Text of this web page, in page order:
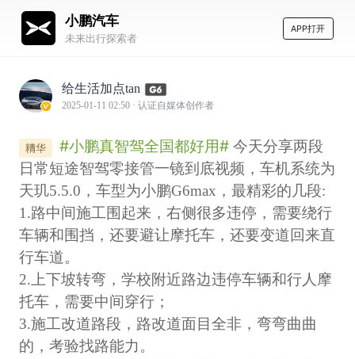
小鹏汽车
未来出行探索者
APP打开
给生活加点tan
2025-01-11 02:50 · 认证自媒体创作者
#小鹏真智驾全国都好用#今天分享两段
日常短途智驾零接管一镜到底视频，车机系统为
天玑5.5.0，车型为小鹏G6max，最精彩的几段:
1.路中间施工围起来，右侧很多违停，需要绕行
车辆和围挡，还要避让摩托车，还要变道回来直
行车道。
2.上下坡转弯，学校附近路边违停车辆和行人摩
托车，需要中间穿行；
3.施工改道路段，路改道面目全非，弯弯曲曲
的，考验找路能力。